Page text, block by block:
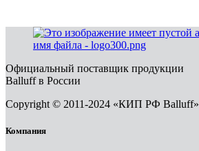
Официальный поставщик продукции
Balluff в России
Copyright © 2011-2024 «КИП РФ Balluff»
Компания